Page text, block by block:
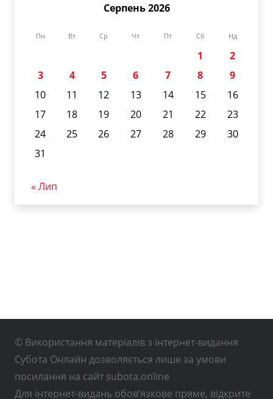
Серпень 2026
Пн Вт Ср Чт Пт Сб Нд
1
2
3
4 5 6 7 8
9
10
11 12 13 14 15
16
17
18 19 20 21 22
23
24
25 26 27 28 29
30
31
« Лип
© Використання матеріалів з інтернет-видання
Субота Онлайн дозволяється лише за умови
посилання на сайт subota.online
Для інтернет-видань обов’язкове пряме, відкрите